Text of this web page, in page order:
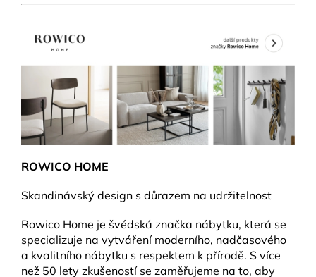
ROWICO HOME
Skandinávský design s důrazem na udržitelnost
Rowico Home je švédská značka nábytku, která se
specializuje na vytváření moderního, nadčasového
a kvalitního nábytku s respektem k přírodě. S více
než 50 lety zkušeností se zaměřujeme na to, aby